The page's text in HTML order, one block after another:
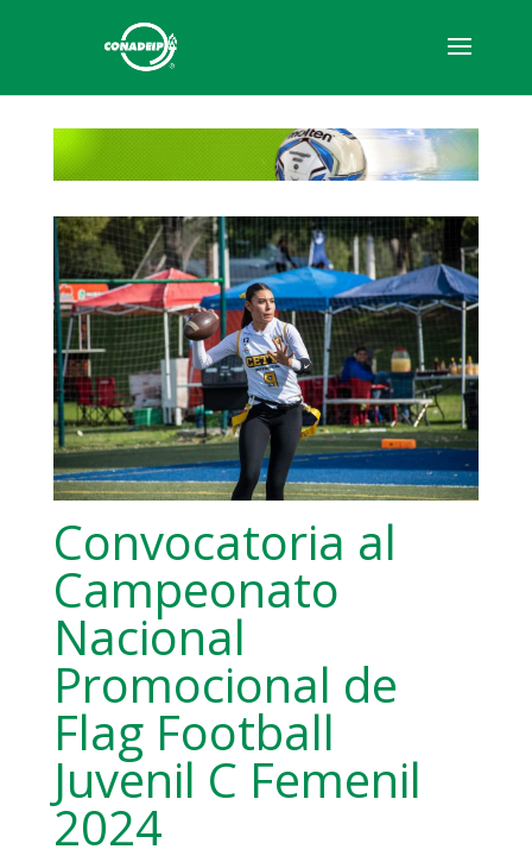
Convocatoria al
Campeonato
Nacional
Promocional de
Flag Football
Juvenil C Femenil
2024